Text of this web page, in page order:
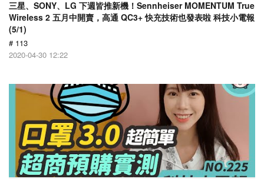
三星、SONY、LG 下週皆推新機！Sennheiser MOMENTUM True
Wireless 2 五月中開賣，高通 QC3+ 快充技術也發表啦 科技小電報
(5/1)
# 113
2020-04-30 12:22